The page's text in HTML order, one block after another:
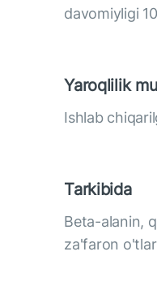
davomiyligi
Yaroqlilik
Ishlab
Tarkibida
Beta-alanin,
za'faron